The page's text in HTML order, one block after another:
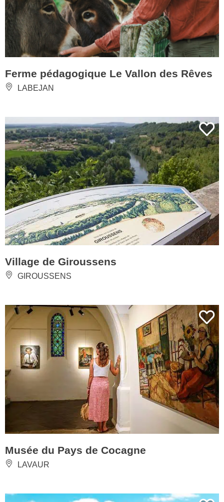
Ferme pédagogique Le Vallon des Rêves
LABEJAN
Village de Giroussens
GIROUSSENS
Musée du Pays de Cocagne
LAVAUR